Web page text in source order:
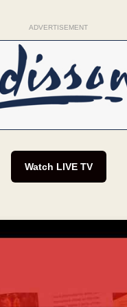
ADVERTISEMENT
Watch LIVE TV